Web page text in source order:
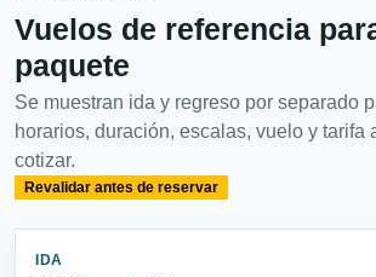
Vuelos de referencia
paquete
Se muestran ida y regreso por separado
horarios, duración, escalas, vuelo y tarifa
cotizar.
Revalidar antes de reservar
IDA